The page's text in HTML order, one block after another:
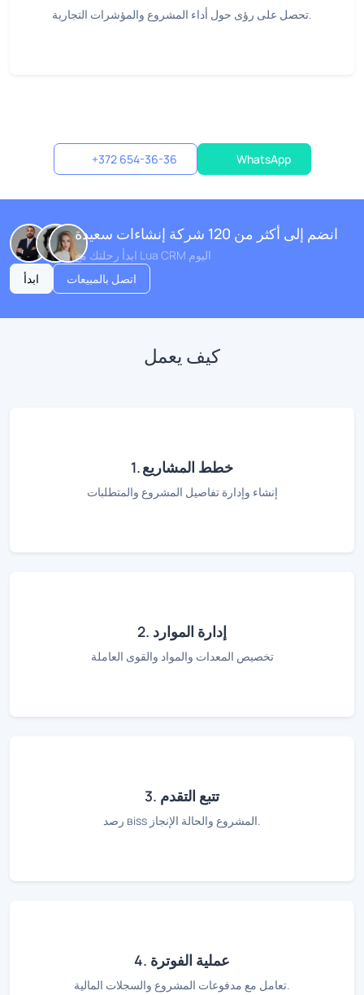
تحصل على رؤى حول أداء المشروع والمؤشرات التجارية.
+372 654-36-36 WhatsApp
انضم إلى أكثر من 120 شركة إنشاءات سعيدة
ابدأ رحلتك مع Lua CRM اليوم
ابدأ
اتصل بالمبيعات
كيف يعمل
1. خطط المشاريع
إنشاء وإدارة تفاصيل المشروع والمتطلبات
2. إدارة الموارد
تخصيص المعدات والمواد والقوى العاملة
3. تتبع التقدم
رصد віѕѕ المشروع والحالة الإنجاز.
4. عملية الفوترة
تعامل مع مدفوعات المشروع والسجلات المالية.